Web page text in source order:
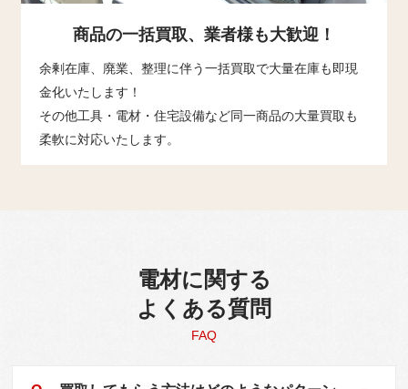
商品の一括買取、 業者様も大歓迎！
余剰在庫、廃業、整理に伴う一括買取で大量在庫も即現
金化いたします！
その他工具・電材・住宅設備など同一商品の大量買取も
柔軟に対応いたします。
電材に関する
よくある質問
FAQ